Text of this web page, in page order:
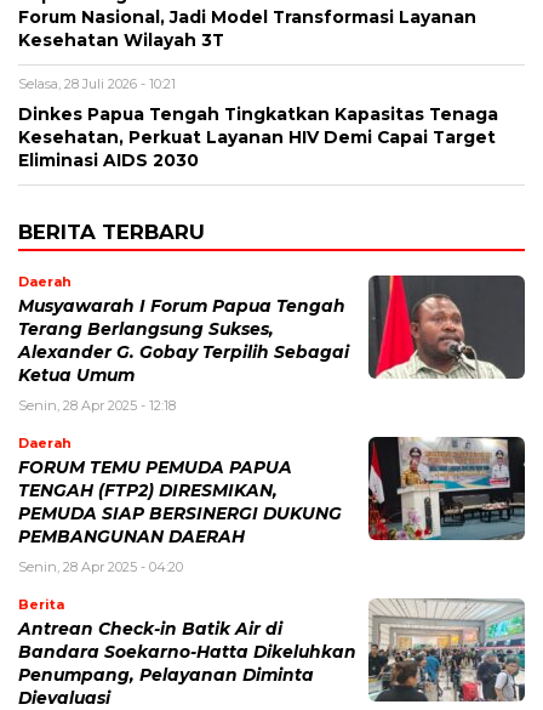
Forum Nasional, Jadi Model Transformasi Layanan
Kesehatan Wilayah 3T
Selasa, 28 Juli 2026 - 10:21
Dinkes Papua Tengah Tingkatkan Kapasitas Tenaga
Kesehatan, Perkuat Layanan HIV Demi Capai Target
Eliminasi AIDS 2030
BERITA TERBARU
Daerah
Musyawarah I Forum Papua Tengah
Terang Berlangsung Sukses,
Alexander G. Gobay Terpilih Sebagai
Ketua Umum
Senin, 28 Apr 2025 - 12:18
Daerah
FORUM TEMU PEMUDA PAPUA
TENGAH (FTP2) DIRESMIKAN,
PEMUDA SIAP BERSINERGI DUKUNG
PEMBANGUNAN DAERAH
Senin, 28 Apr 2025 - 04:20
Berita
Antrean Check-in Batik Air di
Bandara Soekarno-Hatta Dikeluhkan
Penumpang, Pelayanan Diminta
Dievaluasi